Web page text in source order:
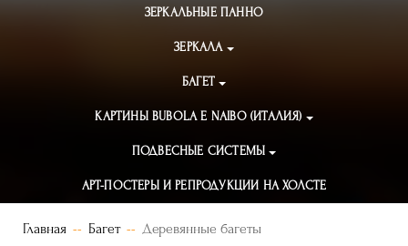
ЗЕРКАЛЬНЫЕ ПАННО
ЗЕРКАЛА
БАГЕТ
КАРТИНЫ BUBOLA E NAIBO (ИТАЛИЯ)
ПОДВЕСНЫЕ СИСТЕМЫ
АРТ-ПОСТЕРЫ И РЕПРОДУКЦИИ НА ХОЛСТЕ
Главная Багет Деревянные багеты